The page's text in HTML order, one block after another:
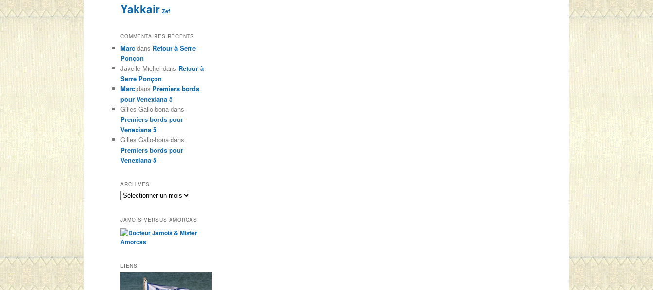
Yakkair Zef
COMMENTAIRES RÉCENTS
Marc dans Retour à Serre
Ponçon
Javelle Michel dans Retour à
Serre Ponçon
Marc dans Premiers bords
pour Venexiana 5
Gilles Gallo-bona dans
Premiers bords pour
Venexiana 5
Gilles Gallo-bona dans
Premiers bords pour
Venexiana 5
ARCHIVES
Archives
JAMOIS VERSUS AMORCAS
LIENS